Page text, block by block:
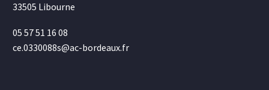
33505 Libourne
05 57 51 16 08
ce.0330088s@ac-bordeaux.fr